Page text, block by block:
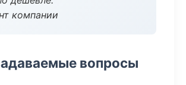
компании
вопросы